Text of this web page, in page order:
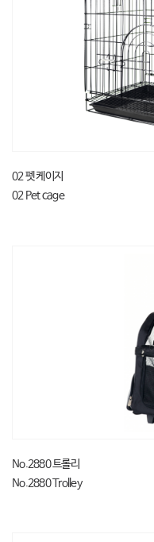
02 펫 케이지
02 Pet cage
No.2880 트롤리
No.2880 Trolley